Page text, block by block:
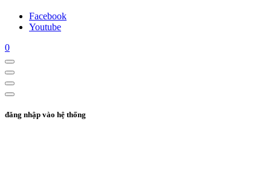
Facebook
Youtube
0
đăng nhập vào hệ thống